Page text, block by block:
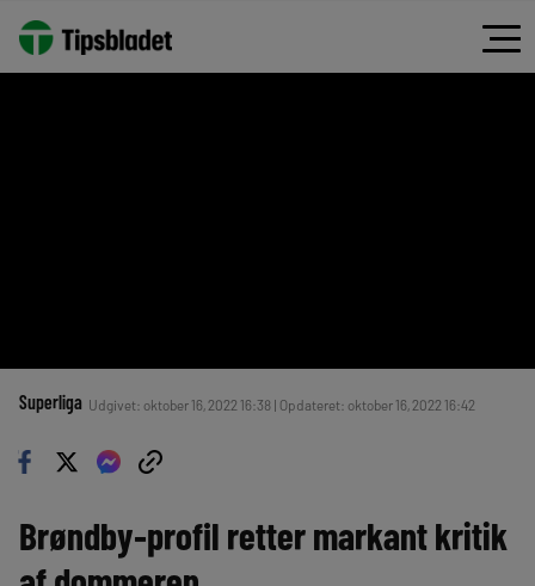
Superliga Udgivet: oktober 16, 2022 16:38 | Opdateret: oktober 16, 2022 16:42
Brøndby-profil retter markant kritik